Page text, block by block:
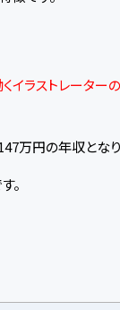
イラストレーター
万円の年収となり
。